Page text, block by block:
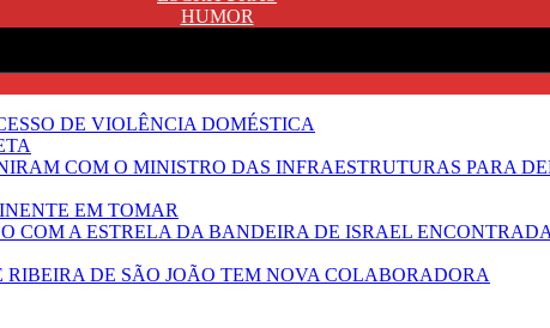
HUMOR
DE VIOLÊNCIA DOMÉSTICA
COM O MINISTRO DAS INFRAESTRUTURAS PARA
EM TOMAR
COM A ESTRELA DA BANDEIRA DE ISRAEL
DE SÃO JOÃO TEM NOVA COLABORADORA